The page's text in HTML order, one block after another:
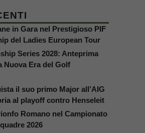
in Gara nel Prestigioso PIF
del Ladies European Tour
Series 2028: Anteprima
Nuova Era del Golf
il suo primo Major all’AIG
al playoff contro Henseleit
Romano nel Campionato
2026